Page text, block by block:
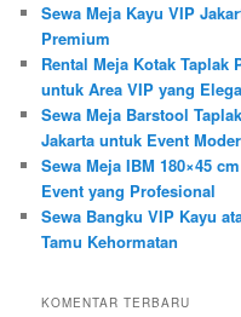
Sewa Meja Kayu VIP
Premium
Rental Meja Kotak
untuk Area VIP yang
Sewa Meja Barstool
Jakarta untuk Event
Sewa Meja IBM 180×45
Event yang Profesional
Sewa Bangku VIP Kayu
Tamu Kehormatan
KOMENTAR TERBARU